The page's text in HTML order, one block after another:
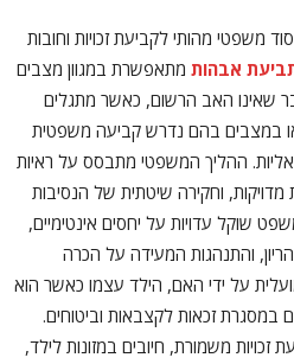
משפטי מהותי לקביעת זכויות וחובות
אבהות מתאפשרת במגוון מצבים
שאינו האב הרשום, כאשר מתגלים
או במצבים בהם נדרש קביעה משפטית
ההליך המשפטי מתבסס על ראיות
מדויקות, וחקירה שיטתית של הנסיבות
שוקל עדויות על יחסים אינטימיים,
והתנהגות המעידה על הכרה
על ידי האם, הילד עצמו כאשר הוא
במסגרת זכאות לקצבאות וביטוחים.
משמורת, חיובים במזונות לילד,